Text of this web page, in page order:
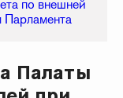
Палаты